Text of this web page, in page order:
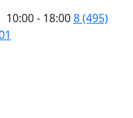
- 18:008 (495)